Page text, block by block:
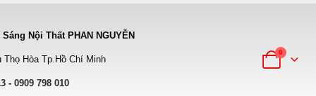
Nội Thất PHAN NGUYỄN
Hòa Tp.Hồ Chí Minh
-0909 798 010
0